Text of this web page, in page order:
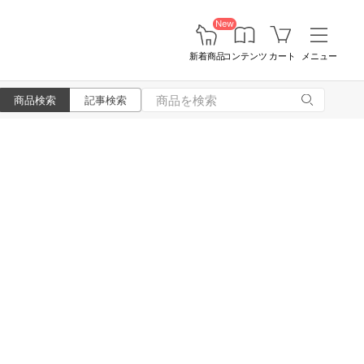
New
新着商品コンテンツ カート メニュー
商品検索 記事検索